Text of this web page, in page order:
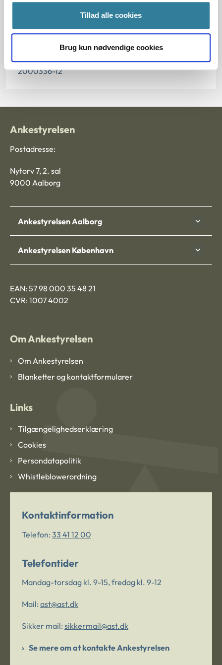
Tillad alle cookies
Brug kun nødvendige cookies
Paragraf
§ 33 § 39 § 30
Journalnummer
2000336-12
Ankestyrelsen
Postadresse:
Nytorv 7, 2. sal
9000 Aalborg
Ankestyrelsen Aalborg
Ankestyrelsen København
EAN: 57 98 000 35 48 21
CVR: 1007 4002
Om Ankestyrelsen
Om Ankestyrelsen
Blanketter og kontaktformularer
Links
Tilgængelighedserklæring
Cookies
Persondatapolitik
Whistleblowerordning
Kontaktinformation
Telefon: 33 41 12 00
Telefontider
Mandag-torsdag kl. 9-15, fredag kl. 9-12
Mail: ast@ast.dk
Sikker mail: sikkermail@ast.dk
Se mere om at kontakte Ankestyrelsen